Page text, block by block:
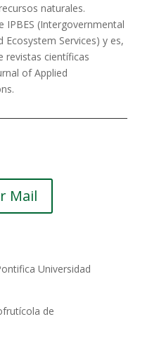
naturales.
IPBES (Intergovernmental
Services) y es,
revistas científicas
of Applied
Mail
Universidad
de